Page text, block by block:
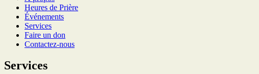
Heures de Prière
Événements
Services
Faire un don
Contactez-nous
Services